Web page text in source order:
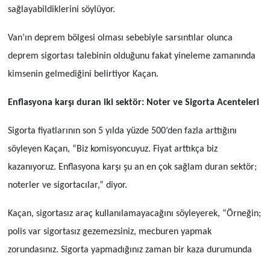
sağlayabildiklerini söylüyor.
Van’ın deprem bölgesi olması sebebiyle sarsıntılar olunca
deprem sigortası talebinin olduğunu fakat yineleme zamanında
kimsenin gelmediğini belirtiyor Kaçan.
Enflasyona karşı duran iki sektör: Noter ve Sigorta Acenteleri
Sigorta fiyatlarının son 5 yılda yüzde 500’den fazla arttığını
söyleyen Kaçan, “Biz komisyoncuyuz. Fiyat arttıkça biz
kazanıyoruz. Enflasyona karşı şu an en çok sağlam duran sektör;
noterler ve sigortacılar,” diyor.
Kaçan, sigortasız araç kullanılamayacağını söyleyerek, “Örneğin;
polis var sigortasız gezemezsiniz, mecburen yapmak
zorundasınız. Sigorta yapmadığınız zaman bir kaza durumunda